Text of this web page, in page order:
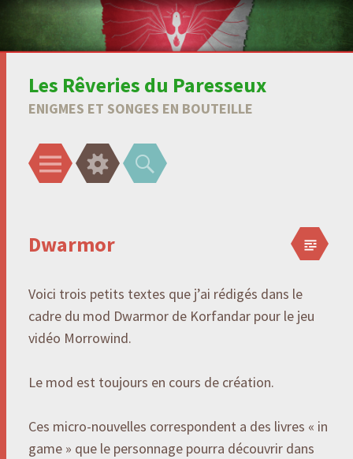
Les Rêveries du Paresseux
ENIGMES ET SONGES EN BOUTEILLE
Menu Gadgets Recherche
Dwarmor
Voici trois petits textes que j’ai rédigés dans le
cadre du mod Dwarmor de Korfandar pour le jeu
vidéo Morrowind.
Le mod est toujours en cours de création.
Ces micro-nouvelles correspondent a des livres « in
game » que le personnage pourra découvrir dans